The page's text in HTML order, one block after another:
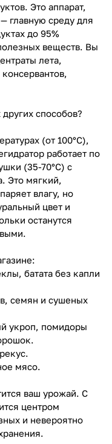
Это аппарат,
главную среду для
до 95%
веществ. Вы
лета,
способов?
(от 100°C),
работает по
(35-70°C) с
Это мягкий,
влагу, но
цвет и
останутся
батата без капли
семян и сушеных
укроп, помидоры
мясо.
ваш урожай. С
центром
и невероятно